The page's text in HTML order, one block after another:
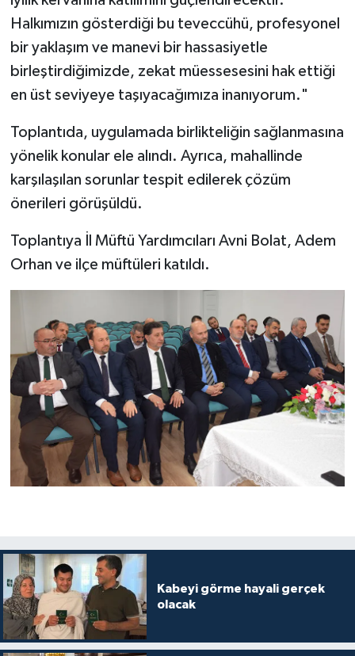
Halkımızın gösterdiği bu teveccühü, profesyonel
bir yaklaşım ve manevi bir hassasiyetle
birleştirdiğimizde, zekat müessesesini hak ettiği
en üst seviyeye taşıyacağımıza inanıyorum."
Toplantıda, uygulamada birlikteliğin sağlanmasına
yönelik konular ele alındı. Ayrıca, mahallinde
karşılaşılan sorunlar tespit edilerek çözüm
önerileri görüşüldü.
Toplantıya İl Müftü Yardımcıları Avni Bolat, Adem
Orhan ve ilçe müftüleri katıldı.
Kabeyi görme hayali gerçek
olacak
Kütahya Müftülüğü
Malatya Müftülüğü
Manisa Müftülüğü
Mardin Müftülüğü
Mersin Müftülüğü
Muş Müftülüğü
Niğde Müftülüğü
Ordu Müftülüğü
Osmaniye Müftülüğü
Rize Müftülüğü
Siirt Müftülüğü
Sinop Müftülüğü